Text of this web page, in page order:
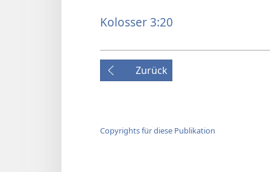
Kolosser 3:20
Zurück
Copyrights für diese Publikation